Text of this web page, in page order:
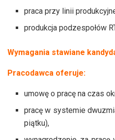
praca przy linii
produkcja podzespołów
Wymagania stawiane
Pracodawca oferuje:
umowę o pracę na czas
pracę w systemie
piątku),